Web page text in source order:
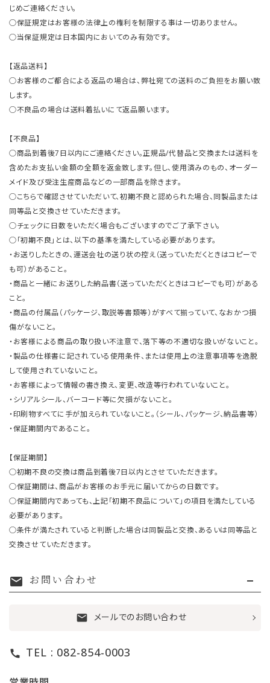
じめご連絡ください。
○保証規定はお客様の法律上の権利を制限する事は一切ありません。
○当保証規定は日本国内においてのみ有効です。
【返品送料】
○お客様のご都合による返品の場合は、弊社宛ての送料のご負担をお願い致
します。
○不良品の場合は送料着払いにて返品願います。
【不良品】
○商品到着後7日以内にご連絡ください。正規品/代替品と交換または送料を
含めたお支払い金額の全額を返金致します。但し、使用済みのもの、オーダー
メイド及び受注生産商品などの一部商品を除きます。
○こちらで確認させていただいて、初期不良と認められた場合、同製品または
同等品と交換させていただきます。
○チェックに日数をいただく場合もございますのでご了承下さい。
○「初期不良」とは、以下の基準を満たしている必要があります。
・お送りしたときの、運送会社の送り状の控え（送っていただくときはコピーで
も可）があること。
・商品と一緒にお送りした納品書（送っていただくときはコピーでも可）がある
こと。
・商品の付属品（パッケージ、取説等書類等）がすべて揃っていて、なおかつ損
傷がないこと。
・お客様による商品の取り扱い不注意で、落下等の不適切な扱いがないこと。
・製品の仕様書に記されている使用条件、または使用上の注意事項等を逸脱
して使用されていないこと。
・お客様によって情報の書き換え、変更、改造等行われていないこと。
・シリアルシール、バーコード等に欠損がないこと。
・印刷物すべてに手が加えられていないこと。（シール、パッケージ、納品書等）
・保証期間内であること。
【保証期間】
○初期不良の交換は商品到着後7日以内とさせていただきます。
○保証期間は、商品がお客様のお手元に届いてからの日数です。
○保証期間内であっても、上記「初期不良品について」の項目を満たしている
必要があります。
○条件が満たされていると判断した場合は同製品と交換、あるいは同等品と
交換させていただきます。
mail お問い合わせ
mail メールでのお問い合わせ
call TEL : 082-854-0003